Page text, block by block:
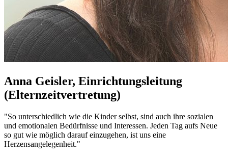
Anna Geisler, Einrichtungsleitung
(Elternzeitvertretung)
"So unterschiedlich wie die Kinder selbst, sind auch ihre sozialen
und emotionalen Bedürfnisse und Interessen. Jeden Tag aufs Neue
so gut wie möglich darauf einzugehen, ist uns eine
Herzensangelegenheit."